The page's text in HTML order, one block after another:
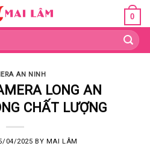
0
AN NINH
LONG AN
CHẤT LƯỢNG
04/2025 BY MAI LÂM